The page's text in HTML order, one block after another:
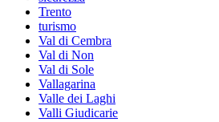
Trento
turismo
Val di Cembra
Val di Non
Val di Sole
Vallagarina
Valle dei Laghi
Valli Giudicarie